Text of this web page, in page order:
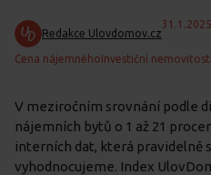
Redakce Ulovdomov.cz
31.1.2025
Cena nájemnéhoInvestiční nemovitosti
V meziročním srovnání podle
nájemních bytů o 1 až 21
interních dat, která pravidelně
vyhodnocujeme. Index